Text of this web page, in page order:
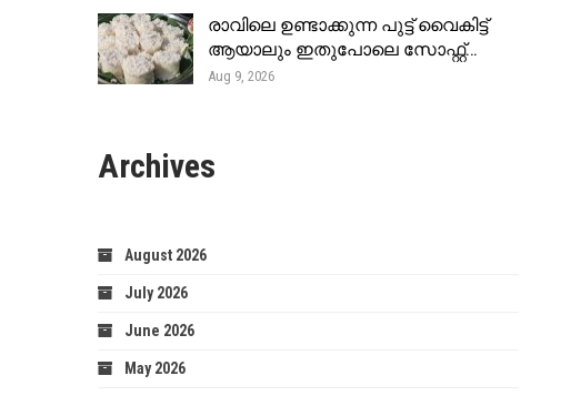
രാവിലെ ഉണ്ടാക്കുന്ന പുട്ട് വൈകിട്ട്
ആയാലും ഇതുപോലെ സോഫ്റ്റ്…
Aug 9, 2026
Archives
August 2026
July 2026
June 2026
May 2026